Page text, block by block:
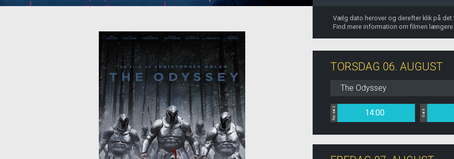
Vælg dato herover og derefter klik på
Find mere information om filmen længere
TORSDAG 06. AUGUST
The Odyssey
Ny sal 2 14:00 Sal 3